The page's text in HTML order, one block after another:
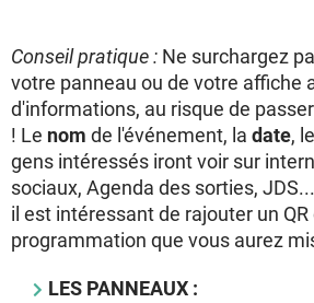
Conseil pratique : Ne surchargez
votre panneau ou de votre affiche
d'informations, au risque de
! Le nom de l'événement, la date, le
gens intéressés iront voir sur
sociaux, Agenda des sorties,
il est intéressant de rajouter un QR
programmation que vous aurez
LES PANNEAUX :